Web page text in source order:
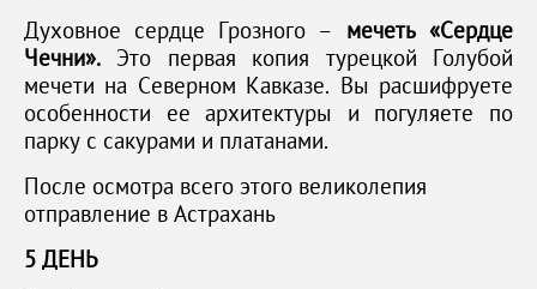
Духовное сердце Грозного – мечеть «Сердце
Чечни». Это первая копия турецкой Голубой
мечети на Северном Кавказе. Вы расшифруете
особенности ее архитектуры и погуляете по
парку с сакурами и платанами.
После осмотра всего этого великолепия
отправление в Астрахань
5 ДЕНЬ